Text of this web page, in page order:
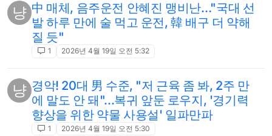
냥 中 매체, 음주운전 안혜진 맹비난…"국대 선
발 하루 만에 술 먹고 운전, 韓 배구 더 약해
질 듯"
1 2026년 4월 19일 오전 5:32
냥 경악! 20대 男 수준, "저 근육 좀 봐, 2주 만
에 말도 안 돼"...복귀 앞둔 로우지, '경기력
향상을 위한 약물 사용설' 일파만파
1 2026년 4월 19일 오전 5:30